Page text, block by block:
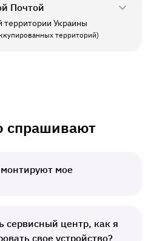
Почтой
территории Украины
территорий)
спрашивают
мое
сервисный центр, как я
свое устройство?